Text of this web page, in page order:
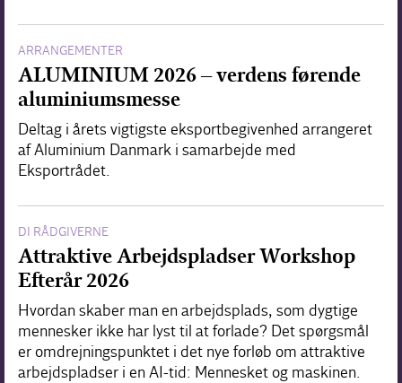
ARRANGEMENTER
ALUMINIUM 2026 – verdens førende
aluminiumsmesse
Deltag i årets vigtigste eksportbegivenhed arrangeret
af Aluminium Danmark i samarbejde med
Eksportrådet.
DI RÅDGIVERNE
Attraktive Arbejdspladser Workshop
Efterår 2026
Hvordan skaber man en arbejdsplads, som dygtige
mennesker ikke har lyst til at forlade? Det spørgsmål
er omdrejningspunktet i det nye forløb om attraktive
arbejdspladser i en AI-tid: Mennesket og maskinen.